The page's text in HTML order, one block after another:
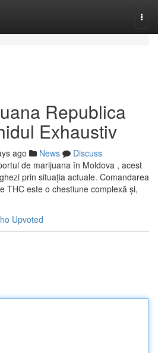
Republica
Exhaustiv
ago News
Discuss
de marijuana în Moldova , acest
prin situația actuale. Comandarea
THC este o chestiune complexă și,
Upvoted